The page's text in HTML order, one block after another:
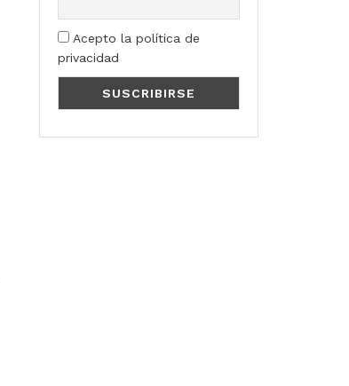
Acepto la política de
privacidad